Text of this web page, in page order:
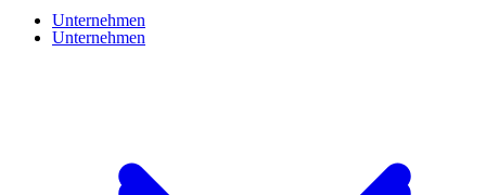
Unternehmen
Unternehmen